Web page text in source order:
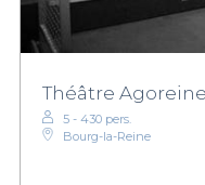
Théâtre Agoreine
5 - 430 pers.
Bourg-la-Reine